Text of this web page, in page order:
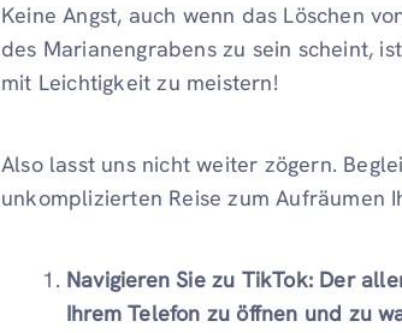
Keine Angst, auch wenn das Löschen
des Marianengrabens zu sein scheint,
mit Leichtigkeit zu meistern!
Also lasst uns nicht weiter zögern.
unkomplizierten Reise zum Aufräumen
Navigieren Sie zu TikTok: Der
Ihrem Telefon zu öffnen und zu